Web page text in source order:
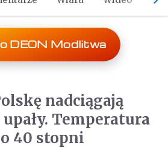
DEON Modlitwa
nadciągają
Temperatura
40 stopni